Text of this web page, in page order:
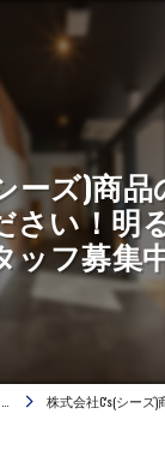
ーズ)商品
さい！明
ッフ募集
株式会社C's(シーズ)商品の搬入搬出な